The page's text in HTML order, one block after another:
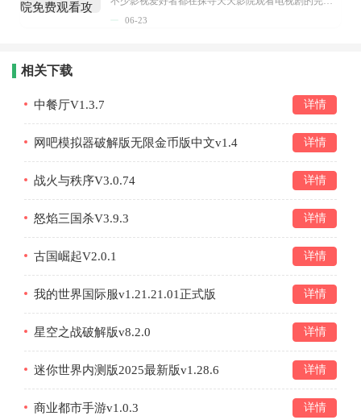
06-23
相关下载
中餐厅V1.3.7 详情
网吧模拟器破解版无限金币版中文v1.4 详情
战火与秩序V3.0.74 详情
怒焰三国杀V3.9.3 详情
古国崛起V2.0.1 详情
我的世界国际服v1.21.21.01正式版 详情
星空之战破解版v8.2.0 详情
迷你世界内测版2025最新版v1.28.6 详情
商业都市手游v1.0.3 详情